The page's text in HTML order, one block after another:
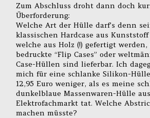
Zum Abschluss droht dann doch
Überforderung:
Welche Art der Hülle darf’s denn
klassischen Hardcase aus
welche aus Holz (!) gefertigt
bedruckte “Flip Cases” oder
Case-Hüllen sind lieferbar. Ich
mich für eine schlanke Silikon-
12,95 Euro weniger, als es meine
dunkelblaue Massenwaren-Hülle
Elektrofachmarkt tat. Welche
machen müsste?